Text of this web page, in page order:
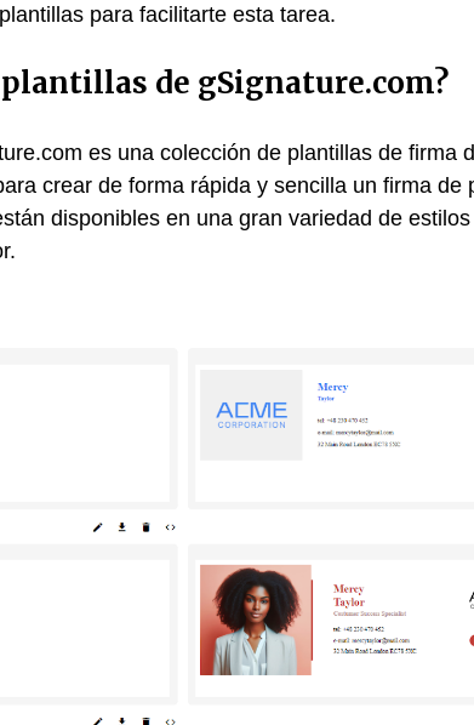
para facilitarte esta tarea.
de gSignature.com?
es una colección de plantillas de firma
crear de forma rápida y sencilla un firma de
disponibles en una gran variedad de